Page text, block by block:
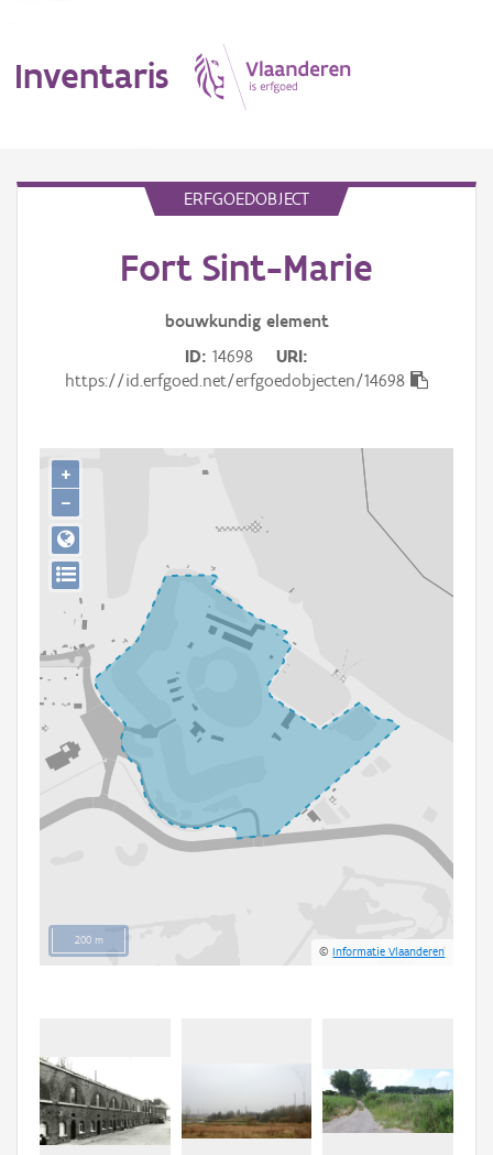
Inventaris
Gebeurtenis
Persoon of collectief
Downloads
Hergebruik
Aanmelden
ERFGOEDOBJECT
Fort Sint-Marie
bouwkundig element
ID 14698
URI
https://id.erfgoed.net/erfgoedobjecten/14698
200 m
©Informatie Vlaanderen
+
−